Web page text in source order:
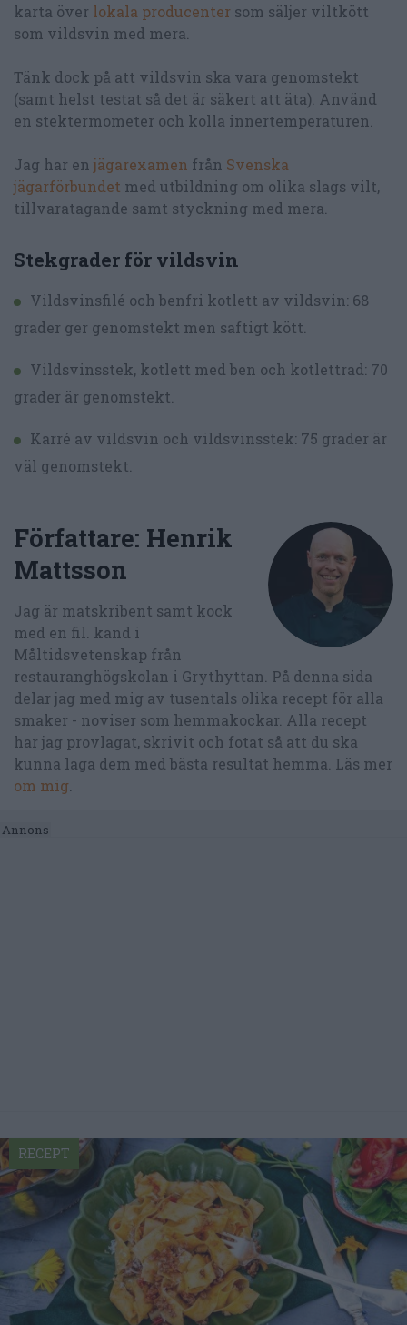
karta över lokala producenter som säljer viltkött
som vildsvin med mera.
Tänk dock på att vildsvin ska vara genomstekt
(samt helst testat så det är säkert att äta). Använd
en stektermometer och kolla innertemperaturen.
Jag har en jägarexamen från Svenska
jägarförbundet med utbildning om olika slags vilt,
tillvaratagande samt styckning med mera.
Stekgrader för vildsvin
Vildsvinsfilé och benfri kotlett av vildsvin: 68
grader ger genomstekt men saftigt kött.
Vildsvinsstek, kotlett med ben och kotlettrad: 70
grader är genomstekt.
Karré av vildsvin och vildsvinsstek: 75 grader är
väl genomstekt.
Författare: Henrik
Mattsson
Jag är matskribent samt kock
med en fil. kand i
Måltidsvetenskap från
restauranghögskolan i Grythyttan. På denna sida
delar jag med mig av tusentals olika recept för alla
smaker - noviser som hemmakockar. Alla recept
har jag provlagat, skrivit och fotat så att du ska
kunna laga dem med bästa resultat hemma. Läs mer
om mig.
RECEPT